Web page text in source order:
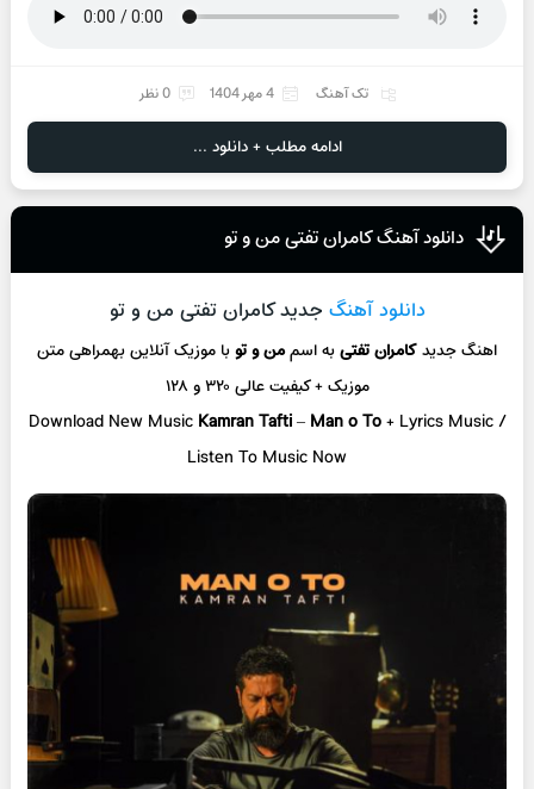
تک آهنگ 4 مهر 1404 0 نظر
ادامه مطلب + دانلود ...
دانلود آهنگ کامران تفتی من و تو
دانلود آهنگ جدید کامران تفتی من و تو
اهنگ جدیدکامران تفتیبه اسممن و توبا موزیک آنلاینبهمراهی متن
موزیک + کیفیت عالی ۳۲۰ و ۱۲۸
Download New Music Kamran Tafti–Man o To+ Lyrics Music /
Listen To Music Now